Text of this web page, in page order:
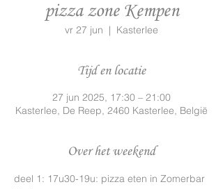
pizza zone Kempen
vr 27 jun
  |
Kasterlee
Tijd en locatie
27 jun 2025, 17:30 – 21:00
Kasterlee, De Reep, 2460 Kasterlee, België
Over het weekend
deel 1: 17u30-19u: pizza eten in Zomerbar